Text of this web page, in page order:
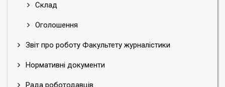
Склад
Оголошення
Звіт про роботу Факультету журналістики
Нормативні документи
Рада роботодавців